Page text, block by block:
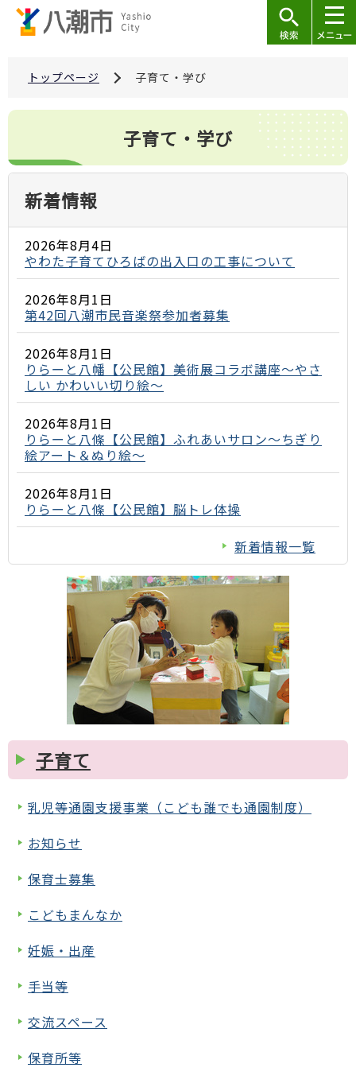
の
頭
トップページ 子育て・学び
本
こ
ら
子育て・学び
新着情報
2026年8月4日
やわた子育てひろばの出入口の工事について
2026年8月1日
第42回八潮市民音楽祭参加者募集
2026年8月1日
りらーと八幡【公民館】美術展コラボ講座～やさ
しい かわいい切り絵～
2026年8月1日
りらーと八條【公民館】ふれあいサロン～ちぎり
絵アート＆ぬり絵～
2026年8月1日
りらーと八條【公民館】脳トレ体操
新着情報一覧
子育て
乳児等通園支援事業（こども誰でも通園制度）
お知らせ
保育士募集
こどもまんなか
妊娠・出産
手当等
交流スペース
保育所等